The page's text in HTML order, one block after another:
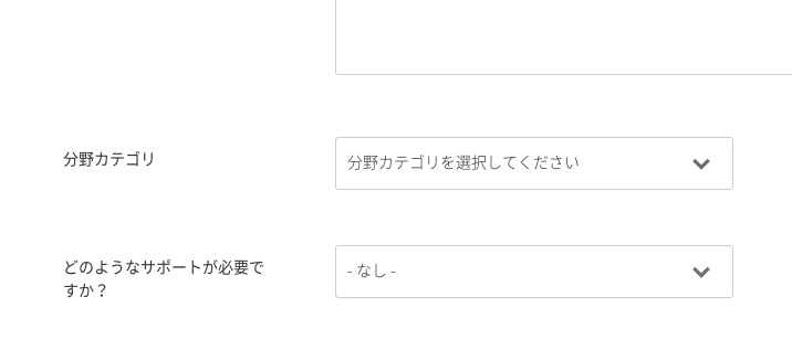
分野カテゴリ
どのようなサポートが必要で
すか？